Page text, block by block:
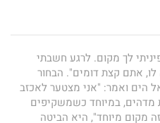
לך מקום. לרגע חשבתי
אתם קצת דומים". הבחור
הים ואמר: "אני מצטער לאכזב
מדהים, במיוחד כשמשקיפים
מקום מיוחד", היא הביטה